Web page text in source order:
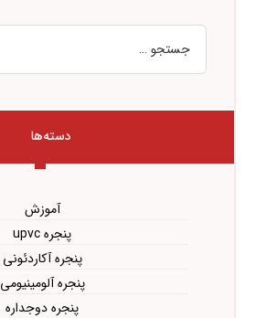
دسته‌ها
آموزش
پنجره upvc
پنجره آکاردئونی
پنجره آلومینیومی
پنجره دوجداره